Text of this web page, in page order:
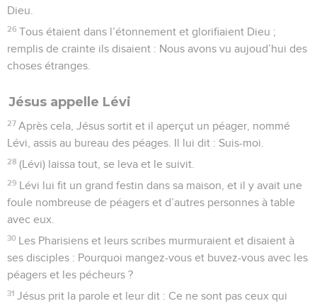
Dieu.
26 Tous étaient dans l’étonnement et glorifiaient Dieu ;
remplis de crainte ils disaient : Nous avons vu aujoud’hui des
choses étranges.
Jésus appelle Lévi
27 Après cela, Jésus sortit et il aperçut un péager, nommé
Lévi, assis au bureau des péages. Il lui dit : Suis-moi.
28 (Lévi) laissa tout, se leva et le suivit.
29 Lévi lui fit un grand festin dans sa maison, et il y avait une
foule nombreuse de péagers et d’autres personnes à table
avec eux.
30 Les Pharisiens et leurs scribes murmuraient et disaient à
ses disciples : Pourquoi mangez-vous et buvez-vous avec les
péagers et les pécheurs ?
31 Jésus prit la parole et leur dit : Ce ne sont pas ceux qui